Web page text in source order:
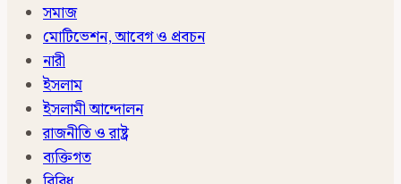
সমাজ
মোটিভেশন, আবেগ ও প্রবচন
নারী
ইসলাম
ইসলামী আন্দোলন
রাজনীতি ও রাষ্ট্র
ব্যক্তিগত